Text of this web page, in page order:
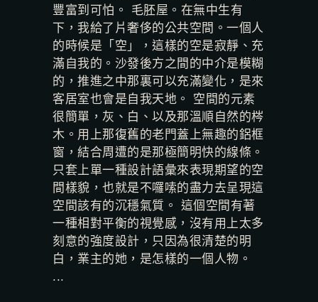
豐富到可怕。 毛胚屋。在無中生有
下，我給了片奢侈的公共空間。一個人
的時候是「空」，這樣的空是寂靜、充
滿自我的。沙發後方之間的中介是模糊
的，推進之中那裏可以充滿變化，是來
客居室也會是自我天地。 空間的元素
很簡單，灰、白、以及那溫順自然的梣
木。用上那復舊的老門蓋上無趣的鋁框
窗，結合周遭的是那極簡明快的線條。
只套上單一種設計語彙來表現期望的空
間樣貌，也就是不囉嗦的盡力去呈現這
空間該有的沉穩氣質。 這個空間有著
一種相對平衡的視覺感，沒有用上太多
刻意的強度設計，只因為很清楚的明
白，業主的她，是怎樣的一個人物。
...